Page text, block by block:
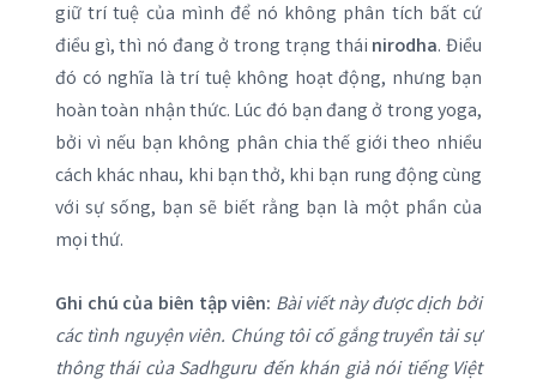
giữ trí tuệ của mình để nó không phân tích bất cứ
điều gì, thì nó đang ở trong trạng thái nirodha. Điều
đó có nghĩa là trí tuệ không hoạt động, nhưng bạn
hoàn toàn nhận thức. Lúc đó bạn đang ở trong yoga,
bởi vì nếu bạn không phân chia thế giới theo nhiều
cách khác nhau, khi bạn thở, khi bạn rung động cùng
với sự sống, bạn sẽ biết rằng bạn là một phần của
mọi thứ.
Ghi chú của biên tập viên: Bài viết này được dịch bởi
các tình nguyện viên. Chúng tôi cố gắng truyền tải sự
thông thái của Sadhguru đến khán giả nói tiếng Việt